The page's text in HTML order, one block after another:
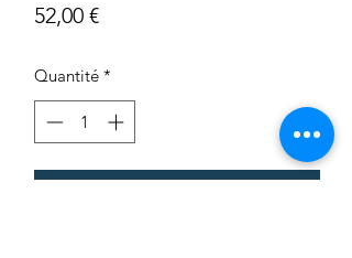
52,00 €Prix
Quantité *